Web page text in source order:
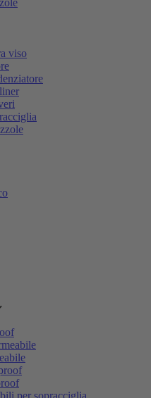
viso
per sopracciglia